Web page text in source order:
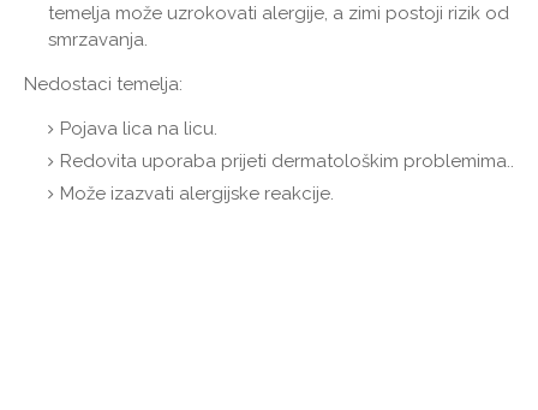
temelja može uzrokovati alergije, a zimi postoji rizik od
smrzavanja.
Nedostaci temelja:
Pojava lica na licu.
Redovita uporaba prijeti dermatološkim problemima..
Može izazvati alergijske reakcije.